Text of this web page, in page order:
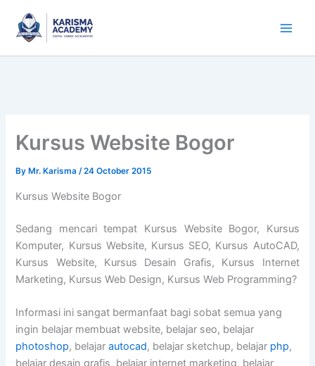
content
Kursus Website Bogor
By Mr. Karisma/24 October 2015
Kursus Website Bogor
Sedang mencari tempat Kursus Website Bogor, Kursus
Komputer, Kursus Website, Kursus SEO, Kursus AutoCAD,
Kursus Website, Kursus Desain Grafis, Kursus Internet
Marketing, Kursus Web Design, Kursus Web Programming?
Informasi ini sangat bermanfaat bagi sobat semua yang
ingin belajar membuat website, belajar seo, belajar
photoshop, belajarautocad, belajar sketchup, belajar php,
belajar desain grafis, belajar internet marketing, belajar